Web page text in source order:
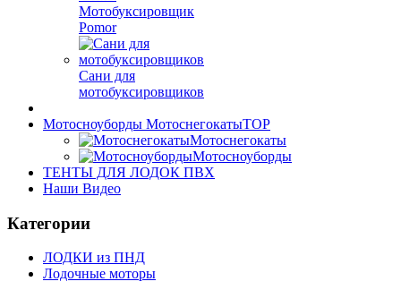
Мотобуксировщик
Pomor
Сани для
мотобуксировщиков
Мотосноуборды МотоснегокатыTOP
Мотоснегокаты
Мотосноуборды
ТЕНТЫ ДЛЯ ЛОДОК ПВХ
Наши Видео
Категории
ЛОДКИ из ПНД
Лодочные моторы